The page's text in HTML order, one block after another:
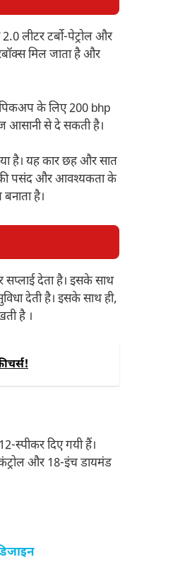
लीटर टर्बो-पेट्रोल और
मिल जाता है और
पिकअप के लिए 200 bhp
आसानी से दे सकती है।
है। यह कार छह और सात
पसंद और आवश्यकता के
है।
सप्लाई देता है। इसके साथ
देती है। इसके साथ ही,
है ।
स्पीकर दिए गयी हैं।
और 18-इंच डायमंड